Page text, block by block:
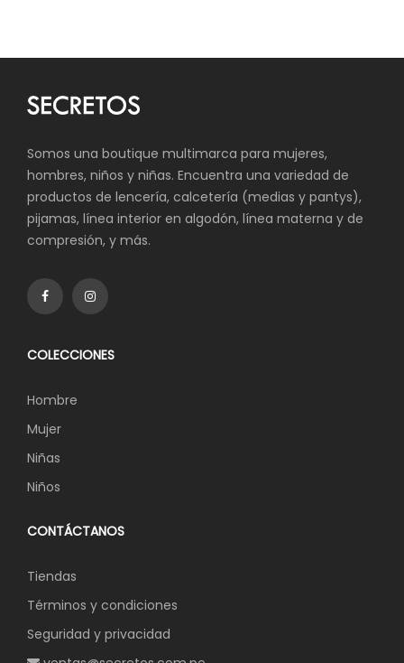
Somos una boutique multimarca para mujeres,
hombres, niños y niñas. Encuentra una variedad de
productos de lencería, calcetería (medias y pantys),
pijamas, línea interior en algodón, línea materna y de
compresión, y más.
COLECCIONES
Hombre
Mujer
Niñas
Niños
CONTÁCTANOS
Tiendas
Términos y condiciones
Seguridad y privacidad